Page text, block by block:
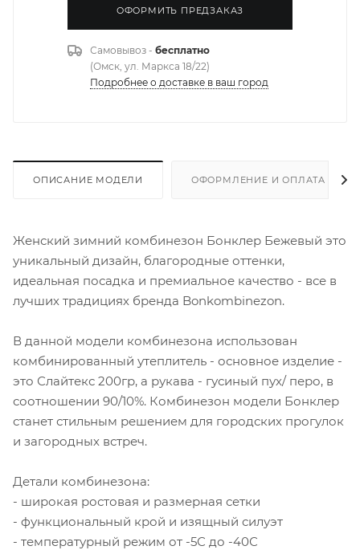
ОФОРМИТЬ ПРЕДЗАКАЗ
Самовывоз - бесплатно
(Омск, ул. Маркса 18/22)
Подробнее о доставке в ваш город
ОПИСАНИЕ МОДЕЛИ ОФОРМЛЕНИЕ И ОПЛАТА
Женский зимний комбинезон Бонклер Бежевый это
уникальный дизайн, благородные оттенки,
идеальная посадка и премиальное качество - все в
лучших традициях бренда Bonkombinezon.
В данной модели комбинезона использован
комбинированный утеплитель - основное изделие -
это Слайтекс 200гр, а рукава - гусиный пух/ перо, в
соотношении 90/10%. Комбинезон модели Бонклер
станет стильным решением для городских прогулок
и загородных встреч.
Детали комбинезона:
- широкая ростовая и размерная сетки
- функциональный крой и изящный силуэт
- температурный режим от -5С до -40С